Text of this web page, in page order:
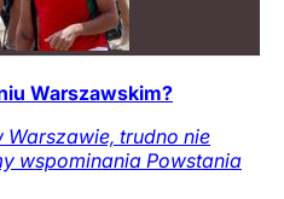
Warszawskim?
trudno nie
wspominania Powstania